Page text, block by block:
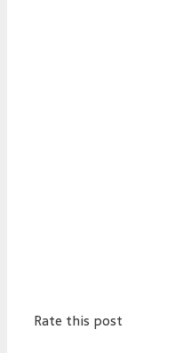
Rate this post